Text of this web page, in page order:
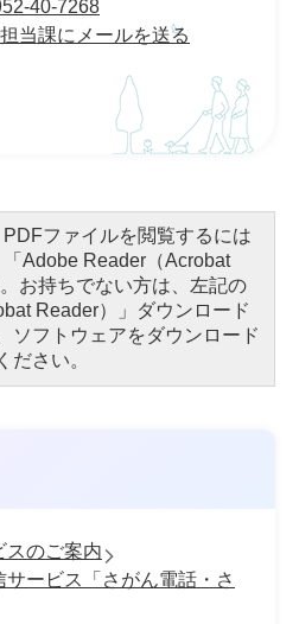
40-7268
当課にメールを送る
PDFファイルを閲覧するには
「Adobe Reader（Acrobat
お持ちでない方は、左記の
Reader）」ダウンロード
ソフトウェアをダウンロード
ださい。
スのご案内
ービス「さがん電話・さ